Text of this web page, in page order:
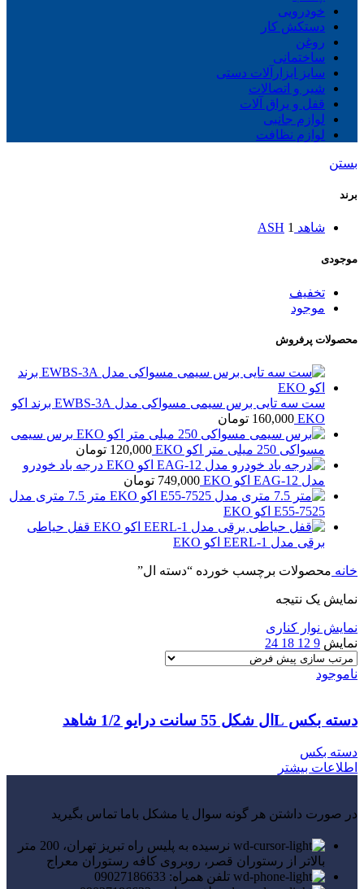
خودرویی
دستکش کار
روغن
ساختمانی
سایز ابزارآلات دستی
شیر و اتصالات
قفل و یراق آلات
لوازم جانبی
لوازم نظافت
بستن
برند
شاهد ASH 1
موجودی
تخفیف
موجود
محصولات پرفروش
ست سه تایی برس سیمی مسواکی مدل EWBS-3A برند اکو
EKO
160,000 تومان
برس سیمی
مسواکی 250 میلی متر اکو EKO
120,000 تومان
درجه باد خودرو
مدل EAG-12 اکو EKO
749,000 تومان
متر 7.5 متری مدل
E55-7525 اکو EKO
قفل حیاطی
برقی مدل EERL-1 اکو EKO
خانه محصولات برچسب خورده “دسته ال”
نمایش یک نتیجه
نمایش نوار کناری
نمایش 9
12
18
24
ناموجود
دسته بکس Lال شکل 55 سانت درایو 1/2 شاهد
دسته بکس
اطلاعات بیشتر
در صورت داشتن هر گونه سوال یا مشکل باما تماس بگیرید
نرسیده به پلیس راه تبریز تهران، 200 متر
بالاتر از رستوران قصر، روبروی کافه رستوران معراج
تلفن همراه: 09027186633